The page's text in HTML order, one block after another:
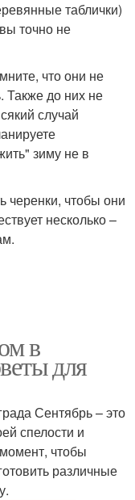
таблички)
точно не
что они не
Также до них не
случай
зиму не в
черенки, чтобы они
несколько –
в
для
Сентябрь – это
спелости и
чтобы
различные